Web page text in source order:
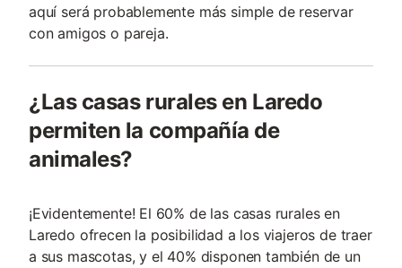
aquí será probablemente más simple de reservar
con amigos o pareja.
¿Las casas rurales en Laredo
permiten la compañía de
animales?
¡Evidentemente! El 60% de las casas rurales en
Laredo ofrecen la posibilidad a los viajeros de traer
a sus mascotas, y el 40% disponen también de un